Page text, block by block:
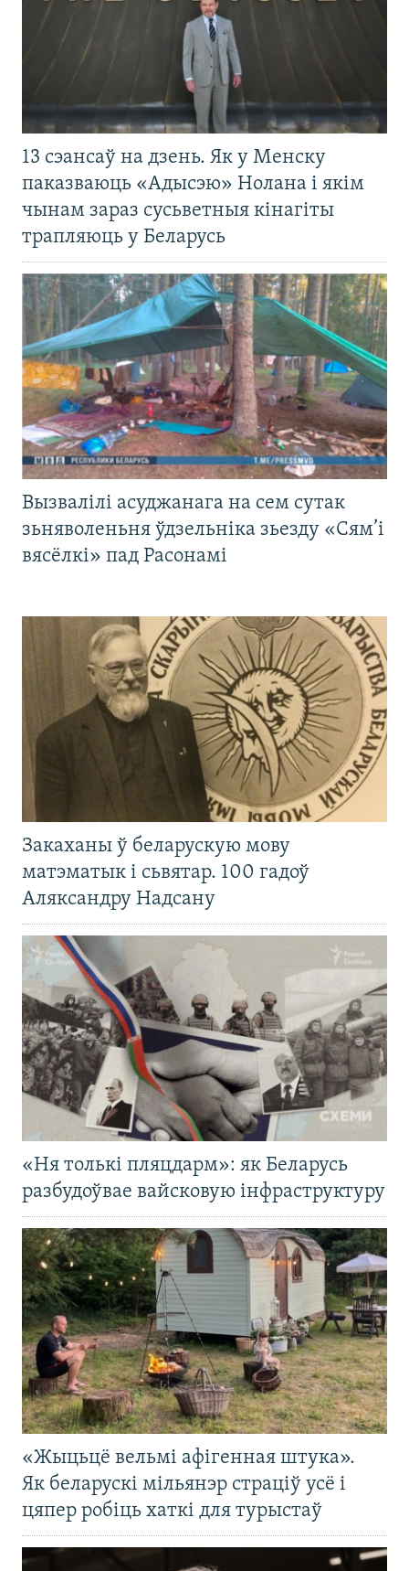
13 сэансаў на дзень. Як у Менску
паказваюць «Адысэю» Нолана і якім
чынам зараз сусьветныя кінагіты
трапляюць у Беларусь
Вызвалілі асуджанага на сем сутак
зьняволеньня ўдзельніка зьезду «Сям’і
вясёлкі» пад Расонамі
Закаханы ў беларускую мову
матэматык і сьвятар. 100 гадоў
Аляксандру Надсану
«Ня толькі пляцдарм»: як Беларусь
разбудоўвае вайсковую інфраструктуру
«Жыцьцё вельмі афігенная штука».
Як беларускі мільянэр страціў усё і
цяпер робіць хаткі для турыстаў